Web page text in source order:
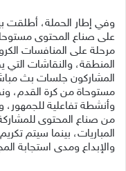
وفي إطار الحملة،
على صناع المحتوى
مرحلة على المنافسات
المنطقة، والنقاشات
المشاركون جلسات بث
مستوحاة من كرة القدم،
وأنشطة تفاعلية للجمهور،
من صناع المحتوى
المباريات، بينما سيتم
والإبداع ومدى استجابة